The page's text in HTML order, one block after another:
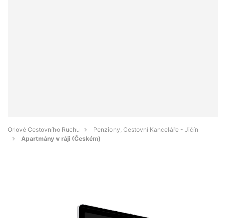
Orlové Cestovního Ruchu
Penziony, Cestovní Kanceláře - Jičín
Apartmány v ráji (Českém)